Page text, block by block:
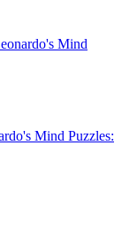
Mind
Mind Puzzles: